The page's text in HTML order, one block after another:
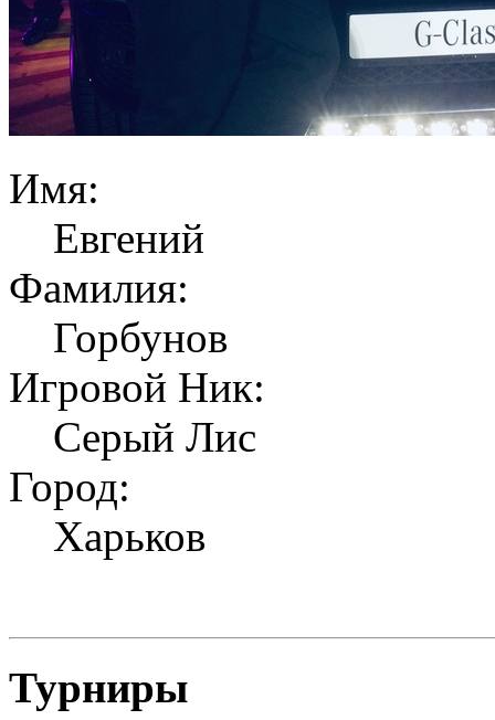
Имя:
Евгений
Фамилия:
Горбунов
Игровой Ник:
Серый Лис
Город:
Харьков
Турниры